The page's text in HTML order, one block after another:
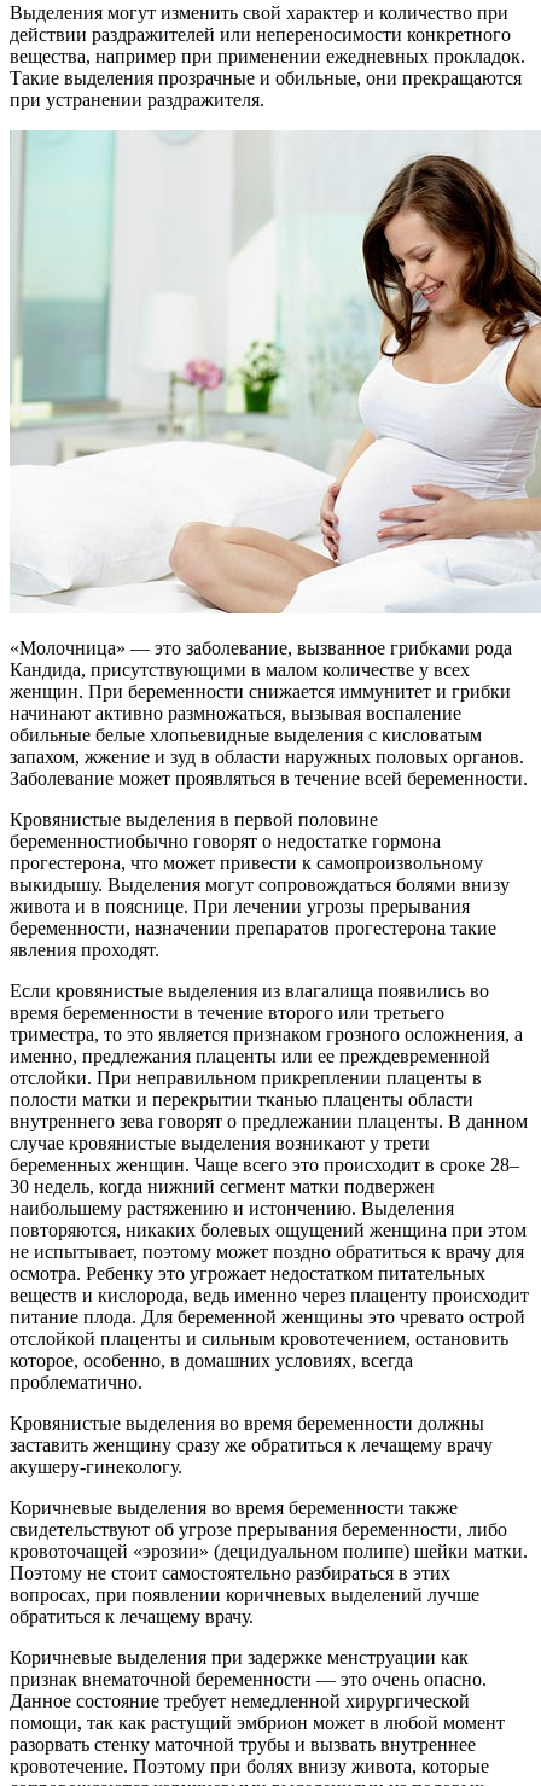
Выделения могут изменить свой характер и количество при
действии раздражителей или непереносимости конкретного
вещества, например при применении ежедневных прокладок.
Такие выделения прозрачные и обильные, они прекращаются
при устранении раздражителя.
«Молочница» — это заболевание, вызванное грибками рода
Кандида, присутствующими в малом количестве у всех
женщин. При беременности снижается иммунитет и грибки
начинают активно размножаться, вызывая воспаление
обильные белые хлопьевидные выделения с кисловатым
запахом, жжение и зуд в области наружных половых органов.
Заболевание может проявляться в течение всей беременности.
Кровянистые выделения в первой половине
беременностиобычно говорят о недостатке гормона
прогестерона, что может привести к самопроизвольному
выкидышу. Выделения могут сопровождаться болями внизу
живота и в пояснице. При лечении угрозы прерывания
беременности, назначении препаратов прогестерона такие
явления проходят.
Если кровянистые выделения из влагалища появились во
время беременности в течение второго или третьего
триместра, то это является признаком грозного осложнения, а
именно, предлежания плаценты или ее преждевременной
отслойки. При неправильном прикреплении плаценты в
полости матки и перекрытии тканью плаценты области
внутреннего зева говорят о предлежании плаценты. В данном
случае кровянистые выделения возникают у трети
беременных женщин. Чаще всего это происходит в сроке 28–
30 недель, когда нижний сегмент матки подвержен
наибольшему растяжению и истончению. Выделения
повторяются, никаких болевых ощущений женщина при этом
не испытывает, поэтому может поздно обратиться к врачу для
осмотра. Ребенку это угрожает недостатком питательных
веществ и кислорода, ведь именно через плаценту происходит
питание плода. Для беременной женщины это чревато острой
отслойкой плаценты и сильным кровотечением, остановить
которое, особенно, в домашних условиях, всегда
проблематично.
Кровянистые выделения во время беременности должны
заставить женщину сразу же обратиться к лечащему врачу
акушеру-гинекологу.
Коричневые выделения во время беременности также
свидетельствуют об угрозе прерывания беременности, либо
кровоточащей «эрозии» (децидуальном полипе) шейки матки.
Поэтому не стоит самостоятельно разбираться в этих
вопросах, при появлении коричневых выделений лучше
обратиться к лечащему врачу.
Коричневые выделения при задержке менструации как
признак внематочной беременности — это очень опасно.
Данное состояние требует немедленной хирургической
помощи, так как растущий эмбрион может в любой момент
разорвать стенку маточной трубы и вызвать внутреннее
кровотечение. Поэтому при болях внизу живота, которые